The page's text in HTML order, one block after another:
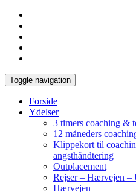
Toggle navigation
Forside
Ydelser
3 timers coaching &
12 måneders
Klippekort til
angsthåndtering
Outplacement
Rejser – Hærvejen –
Hærvejen